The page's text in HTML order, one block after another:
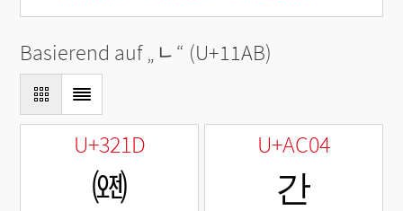
Basierend auf „ ᆫ“ (U+11AB)
U+321D
㈝
U+AC04
간